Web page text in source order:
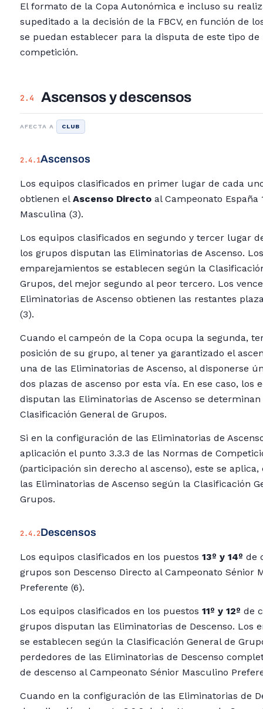
El formato de la Copa Autonómica e incluso su
supeditado a la decisión de la FBCV, en función de
se puedan establecer para la disputa de este tipo de
competición.
2.4 Ascensos y descensos
AFECTA A CLUB
2.4.1Ascensos
Los equipos clasificados en primer lugar de cada
obtienen el Ascenso Directo al Campeonato España
Masculina (3).
Los equipos clasificados en segundo y tercer lugar
los grupos disputan las Eliminatorias de Ascenso. Los
emparejamientos se establecen según la
Grupos, del mejor segundo al peor tercero. Los
Eliminatorias de Ascenso obtienen las restantes
(3).
Cuando el campeón de la Copa ocupa la segunda,
posición de su grupo, al tener ya garantizado el
una de las Eliminatorias de Ascenso, al disponerse
dos plazas de ascenso por esta vía. En ese caso, los
disputan las Eliminatorias de Ascenso se
Clasificación General de Grupos.
Si en la configuración de las Eliminatorias de
aplicación el punto 3.3.3 de las Normas de
(participación sin derecho al ascenso), este se
las Eliminatorias de Ascenso según la Clasificación
Grupos.
2.4.2Descensos
Los equipos clasificados en los puestos 13º y 14º de
grupos son Descenso Directo al Campeonato Sénior
Preferente (6).
Los equipos clasificados en los puestos 11º y 12º de
grupos disputan las Eliminatorias de Descenso. Los
se establecen según la Clasificación General de
perdedores de las Eliminatorias de Descenso
de descenso al Campeonato Sénior Masculino
Cuando en la configuración de las Eliminatorias de